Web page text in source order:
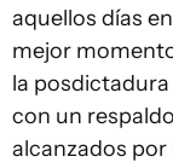
aquellos días
mejor
la
con un
alcanzados por